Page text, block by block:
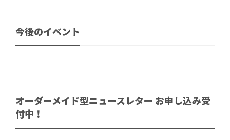
今後のイベント
オーダーメイド型ニュースレター お申し込み受
付中！